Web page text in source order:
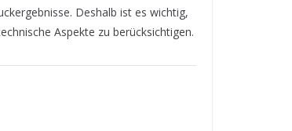
Deshalb ist es wichtig,
Aspekte zu berücksichtigen.